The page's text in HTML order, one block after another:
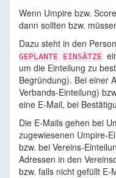
Wenn Umpire bzw.
dann sollten bzw.
Dazu steht in den
GEPLANTE EINSÄTZE
um die Einteilung zu
Begründung). Bei einer
Verbands-Einteilung)
eine E-Mail, bei
Die E-Mails gehen bei
zugewiesenen Umpire-
bzw. bei Vereins-
Adressen in den
bzw. falls nicht gefüllt E-